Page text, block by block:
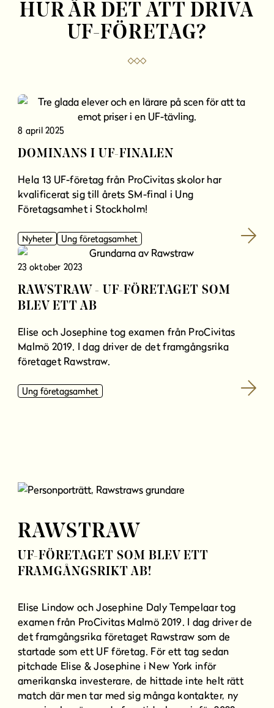
HUR ÄR DET ATT DRIVA
UF-FÖRETAG?
8 april 2025
DOMINANS I UF-FINALEN
Hela 13 UF-företag från ProCivitas skolor har
kvalificerat sig till årets SM-final i Ung
Företagsamhet i Stockholm!
Nyheter Ung företagsamhet
23 oktober 2023
RAWSTRAW - UF-FÖRETAGET SOM
BLEV ETT AB
Elise och Josephine tog examen från ProCivitas
Malmö 2019. I dag driver de det framgångsrika
företaget Rawstraw.
Ung företagsamhet
RAWSTRAW
UF-FÖRETAGET SOM BLEV ETT
FRAMGÅNGSRIKT AB!
Elise Lindow och Josephine Daly Tempelaar tog
examen från ProCivitas Malmö 2019. I dag driver de
det framgångsrika företaget Rawstraw som de
startade som ett UF företag. För ett tag sedan
pitchade Elise & Josephine i New York inför
amerikanska investerare, de hittade inte helt rätt
match där men tar med sig många kontakter, ny